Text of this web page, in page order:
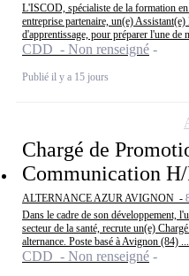
L'ISCOD, spécialiste de la formation
entreprise partenaire, un(e)
d'apprentissage, pour préparer l'une de
CDD - Non renseigné
Publié il y a 15 jours
Chargé de
Communication
ALTERNANCE AZUR AVIGNON -
Dans le cadre de son développement,
secteur de la santé, recrute un(e)
alternance. Poste basé à Avignon (84) ...
CDD - Non renseigné